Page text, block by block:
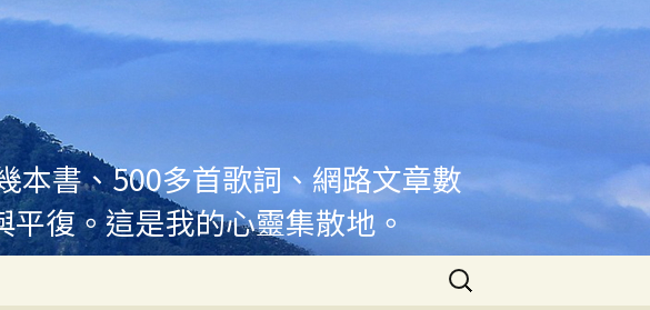
本書、500多首歌詞、網路文章數
復。這是我的心靈集散地。
搜
尋